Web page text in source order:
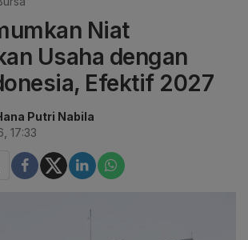
Niat
Usaha dengan
Efektif 2027
Putri Nabila
17:33